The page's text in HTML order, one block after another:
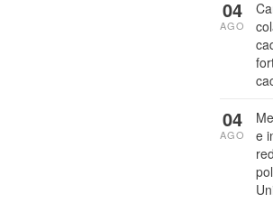
04
AGO
e
04
AGO